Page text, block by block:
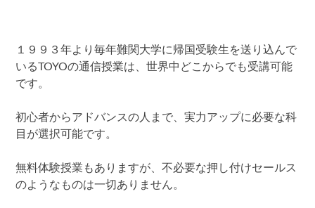
１９９３年より毎年難関大学に帰国受験生を送り込んで
いるTOYOの通信授業は、世界中どこからでも受講可能
です。
初心者からアドバンスの人まで、実力アップに必要な科
目が選択可能です。
無料体験授業もありますが、不必要な押し付けセールス
のようなものは一切ありません。